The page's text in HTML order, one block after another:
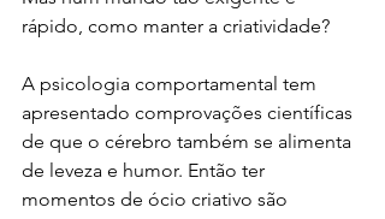
rápido, como manter a criatividade?
A psicologia comportamental tem
apresentado comprovações científicas
de que o cérebro também se alimenta
de leveza e humor. Então ter
momentos de ócio criativo são